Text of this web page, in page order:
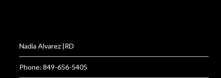
Nadia Alvarez |RD
Phone: 849-656-5405